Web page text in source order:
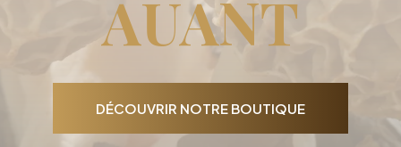
AUANT
DÉCOUVRIR NOTRE BOUTIQUE